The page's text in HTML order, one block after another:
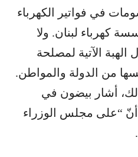
في فواتير الكهرباء
كهرباء لبنان. ولا
الآتية لمصلحة
من الدولة والمواطن.
أشار بيضون في
“على مجلس الوزراء